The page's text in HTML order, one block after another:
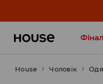
House Чоловік